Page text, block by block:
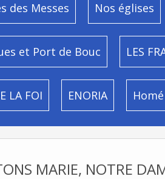
des Messes Nos églises
et Port de Bouc LES
LA FOI ENORIA
MARIE, NOTRE